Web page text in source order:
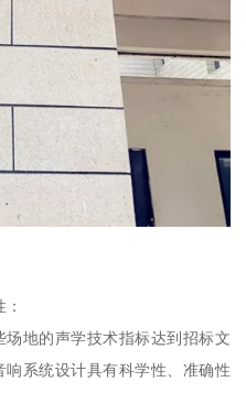
地的声学技术指标达到招标文
系统设计具有科学性、准确性